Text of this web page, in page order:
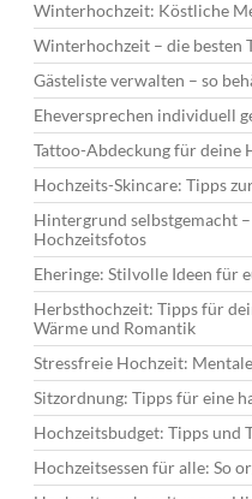
Winterhochzeit: Köstliche
Winterhochzeit – die besten
Gästeliste verwalten – so
Eheversprechen individuell
Tattoo-Abdeckung für deine
Hochzeits-Skincare: Tipps
Hintergrund selbstgemacht
Hochzeitsfotos
Eheringe: Stilvolle Ideen für
Herbsthochzeit: Tipps für
Wärme und Romantik
Stressfreie Hochzeit:
Sitzordnung: Tipps für eine
Hochzeitsbudget: Tipps und
Hochzeitsessen für alle: So